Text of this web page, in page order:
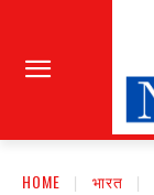
HOME भारत